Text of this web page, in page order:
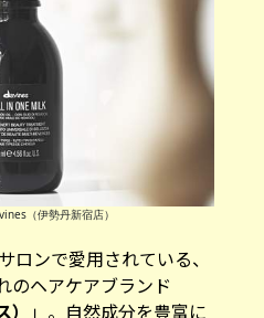
（伊勢丹新宿店）
ロンで愛用されている、
のヘアケアブランド
」。自然成分を豊富に